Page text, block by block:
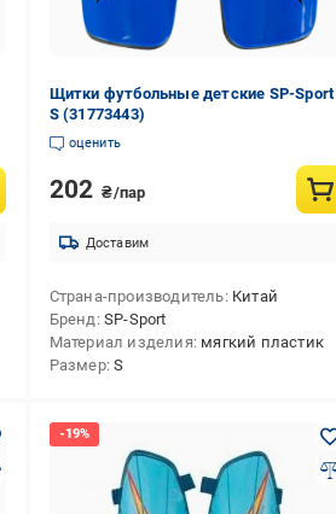
Щитки футбольные детские SP-Sport
S (31773443)
оценить
202 ₴/пар
Доставим
Страна-производитель Китай
Бренд SP-Sport
Материал изделия мягкий пластик
Размер S